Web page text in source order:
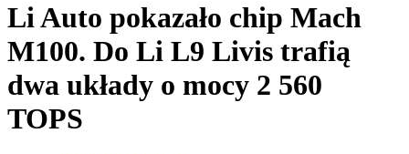
Li Auto pokazało chip Mach
M100. Do Li L9 Livis trafią
dwa układy o mocy 2 560
TOPS